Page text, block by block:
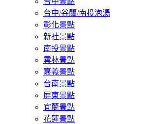
台中/谷關/南投泡湯
彰化景點
新社景點
南投景點
雲林景點
嘉義景點
台南景點
屏東景點
宜蘭景點
花蓮景點